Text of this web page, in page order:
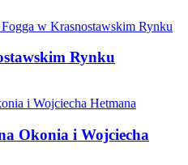
Rynku
Okonia i Wojciecha